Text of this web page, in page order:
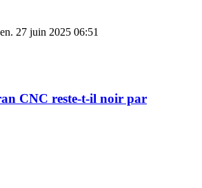
27 juin 2025 06:51
CNC reste-t-il noir par